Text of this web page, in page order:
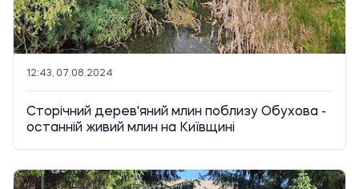
12:43, 07.08.2024
Сторічний дерев'яний млин поблизу Обухова -
останній живий млин на Київщині